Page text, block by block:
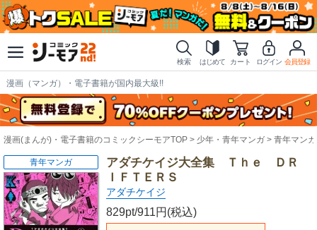
検索 はじめて カート ログイン 会員登録
漫画（マンガ）・電子書籍が国内最大級!!
漫画(まんが)・電子書籍のコミックシーモアTOP 少年・青年マンガ 青年マンガ
アダチケイジ大全集 Ｔｈｅ ＤＲ
ＩＦＴＥＲＳ
アダチケイジ
829pt/911円(税込)
青年マンガ